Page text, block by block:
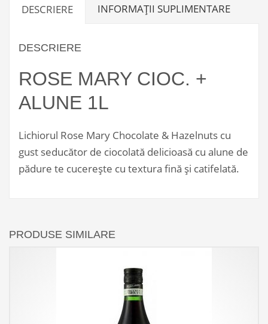
DESCRIERE INFORMAȚII SUPLIMENTARE
DESCRIERE
ROSE MARY CIOC. +
ALUNE 1L
Lichiorul Rose Mary Chocolate & Hazelnuts cu
gust seducător de ciocolată delicioasă cu alune de
pădure te cucereşte cu textura fină şi catifelată.
PRODUSE SIMILARE